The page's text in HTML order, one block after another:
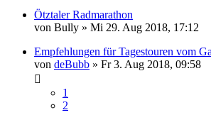
Ötztaler Radmarathon
von Bully » Mi 29. Aug 2018, 17:12
Empfehlungen für Tagestouren vom
von deBubb » Fr 3. Aug 2018, 09:58
1
2